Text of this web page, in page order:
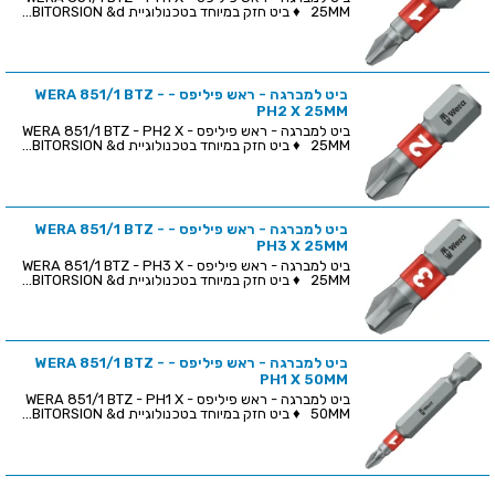
25MM ♦ ביט חזק במיוחד בטכנולוגיית BITORSION &d...
ביט למברגה - ראש פיליפס - WERA 851/1 BTZ -
PH2 X 25MM
ביט למברגה - ראש פיליפס - WERA 851/1 BTZ - PH2 X
25MM ♦ ביט חזק במיוחד בטכנולוגיית BITORSION &d...
ביט למברגה - ראש פיליפס - WERA 851/1 BTZ -
PH3 X 25MM
ביט למברגה - ראש פיליפס - WERA 851/1 BTZ - PH3 X
25MM ♦ ביט חזק במיוחד בטכנולוגיית BITORSION &d...
ביט למברגה - ראש פיליפס - WERA 851/1 BTZ -
PH1 X 50MM
ביט למברגה - ראש פיליפס - WERA 851/1 BTZ - PH1 X
50MM ♦ ביט חזק במיוחד בטכנולוגיית BITORSION &d...